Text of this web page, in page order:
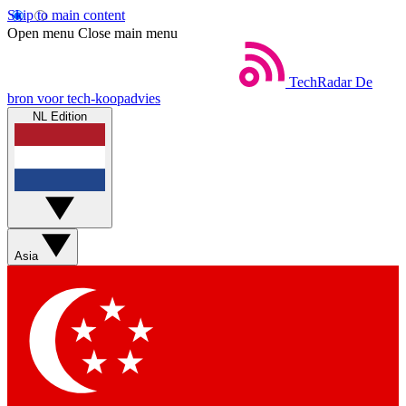
Skip to main content
Open menu Close main menu
TechRadar De
bron voor tech-koopadvies
NL Edition
Asia